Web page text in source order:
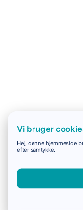
Vi bruger
Hej, denne hjemmeside
efter samtykke.